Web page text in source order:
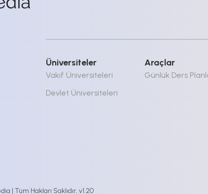
Üniversiteler
Vakıf Üniversiteleri
Devlet Üniversiteleri
Araçlar
Günlük Ders
| Tüm Hakları Saklıdır, v1.20